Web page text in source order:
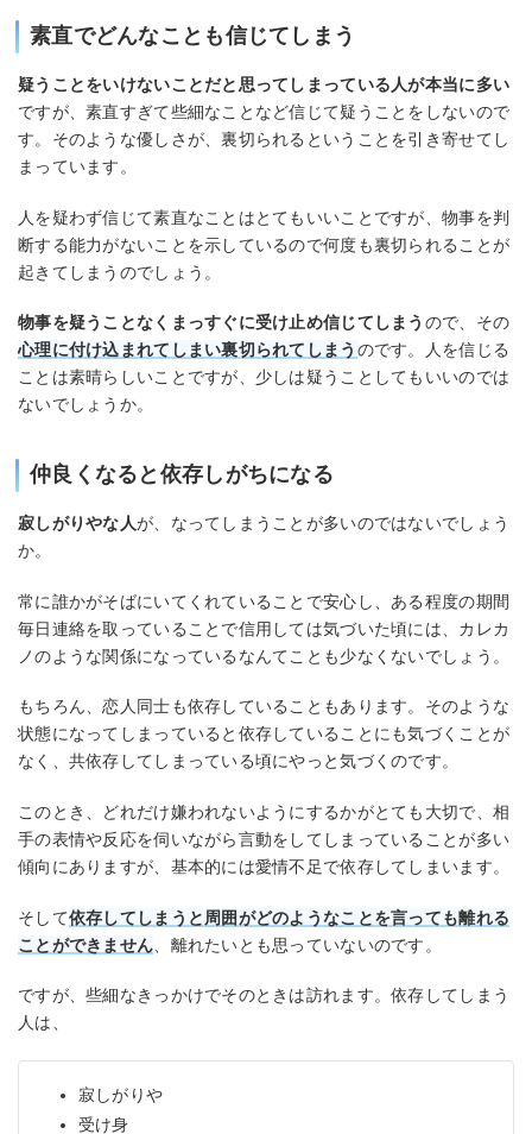
素直でどんなことも信じてしまう
疑うことをいけないことだと思ってしまっている人が本当に多い
ですが、素直すぎて些細なことなど信じて疑うことをしないので
す。そのような優しさが、裏切られるということを引き寄せてし
まっています。
人を疑わず信じて素直なことはとてもいいことですが、物事を判
断する能力がないことを示しているので何度も裏切られることが
起きてしまうのでしょう。
物事を疑うことなくまっすぐに受け止め信じてしまう ので、その
心理に付け込まれてしまい裏切られてしまう のです。人を信じる
ことは素晴らしいことですが、少しは疑うことしてもいいのでは
ないでしょうか。
仲良くなると依存しがちになる
寂しがりやな人が、なってしまうことが多いのではないでしょう
か。
常に誰かがそばにいてくれていることで安心し、ある程度の期間
毎日連絡を取っていることで信用しては気づいた頃には、カレカ
ノのような関係になっているなんてことも少なくないでしょう。
もちろん、恋人同士も依存していることもあります。そのような
状態になってしまっていると依存していることにも気づくことが
なく、共依存してしまっている頃にやっと気づくのです。
このとき、どれだけ嫌われないようにするかがとても大切で、相
手の表情や反応を伺いながら言動をしてしまっていることが多い
傾向にありますが、基本的には愛情不足で依存してしまいます。
そして依存してしまうと周囲がどのようなことを言っても離れる
ことができません 、離れたいとも思っていないのです。
ですが、些細なきっかけでそのときは訪れます。依存してしまう
人は、
寂しがりや
受け身